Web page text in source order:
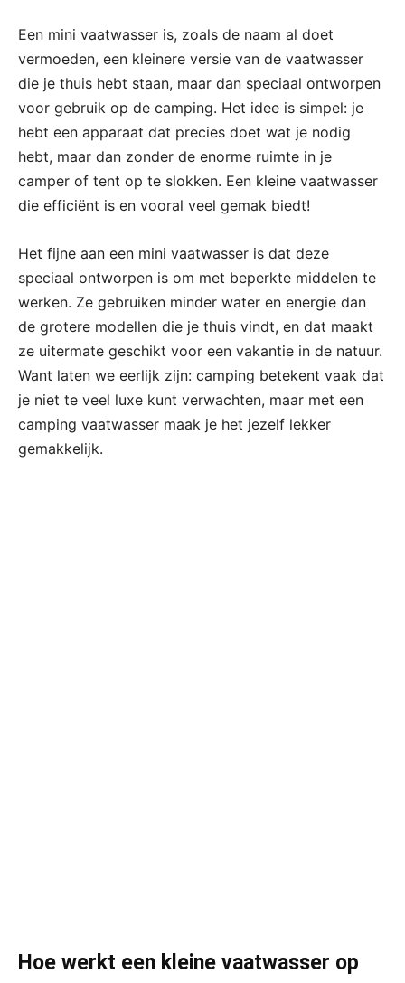
Een mini vaatwasser is, zoals de naam al doet
vermoeden, een kleinere versie van de vaatwasser
die je thuis hebt staan, maar dan speciaal ontworpen
voor gebruik op de camping. Het idee is simpel: je
hebt een apparaat dat precies doet wat je nodig
hebt, maar dan zonder de enorme ruimte in je
camper of tent op te slokken. Een kleine vaatwasser
die efficiënt is en vooral veel gemak biedt!
Het fijne aan een mini vaatwasser is dat deze
speciaal ontworpen is om met beperkte middelen te
werken. Ze gebruiken minder water en energie dan
de grotere modellen die je thuis vindt, en dat maakt
ze uitermate geschikt voor een vakantie in de natuur.
Want laten we eerlijk zijn: camping betekent vaak dat
je niet te veel luxe kunt verwachten, maar met een
camping vaatwasser maak je het jezelf lekker
gemakkelijk.
Hoe werkt een kleine vaatwasser op